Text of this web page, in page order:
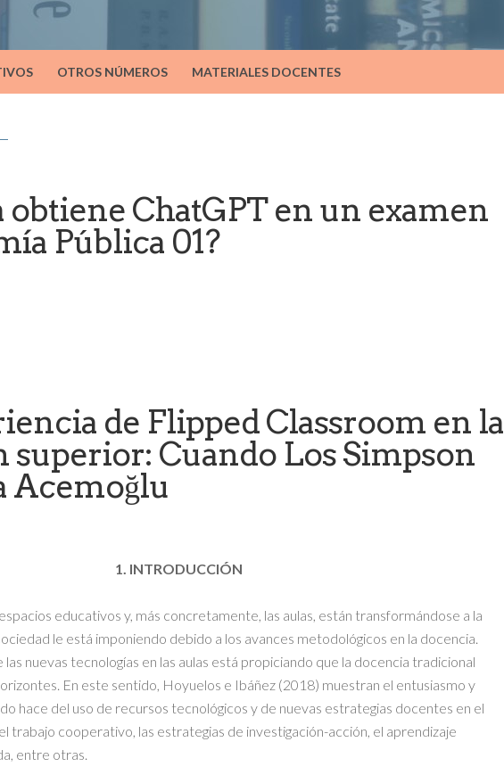
OTROS NÚMEROS MATERIALES DOCENTES
obtiene ChatGPT en un examen
Pública 01?
de Flipped Classroom en la
superior: Cuando Los Simpson
Acemoğlu
1. INTRODUCCIÓN
educativos y, más concretamente, las aulas, están transformándose a la
le está imponiendo debido a los avances metodológicos en la docencia.
nuevas tecnologías en las aulas está propiciando que la docencia tradicional
En este sentido, Hoyuelos e Ibáñez (2018) muestran el entusiasmo y
hace del uso de recursos tecnológicos y de nuevas estrategias docentes en el
trabajo cooperativo, las estrategias de investigación-acción, el aprendizaje
entre otras.